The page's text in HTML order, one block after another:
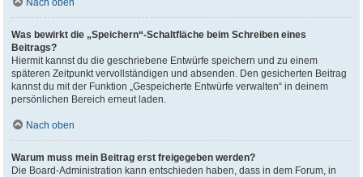
Nach oben
Was bewirkt die „Speichern“-Schaltfläche beim Schreiben eines
Beitrags?
Hiermit kannst du die geschriebene Entwürfe speichern und zu einem
späteren Zeitpunkt vervollständigen und absenden. Den gesicherten Beitrag
kannst du mit der Funktion „Gespeicherte Entwürfe verwalten“ in deinem
persönlichen Bereich erneut laden.
Nach oben
Warum muss mein Beitrag erst freigegeben werden?
Die Board-Administration kann entschieden haben, dass in dem Forum, in